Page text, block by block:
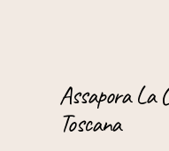
Assapora La
Toscana